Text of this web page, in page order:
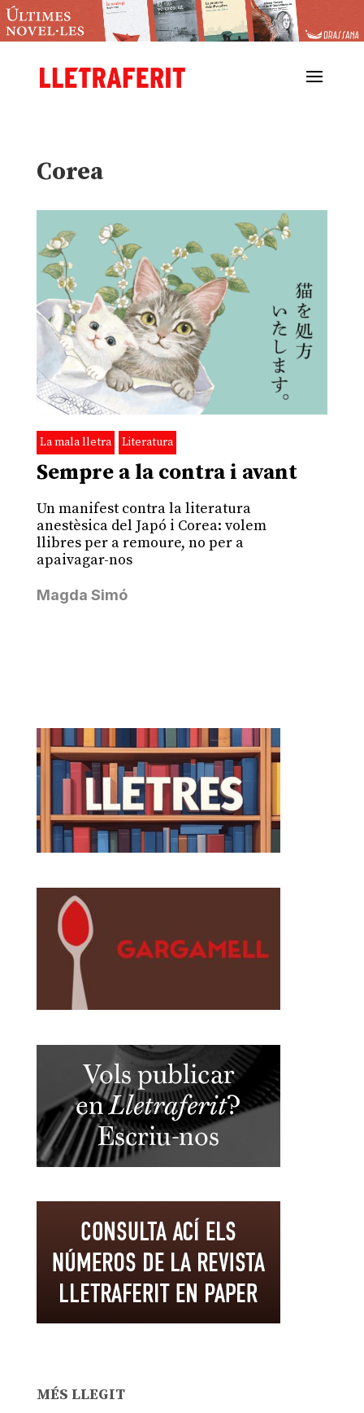
Corea
La mala lletra Literatura
Sempre a la contra i avant
Un manifest contra la literatura
anestèsica del Japó i Corea: volem
llibres per a remoure, no per a
apaivagar-nos
Magda Simó
MÉS LLEGIT